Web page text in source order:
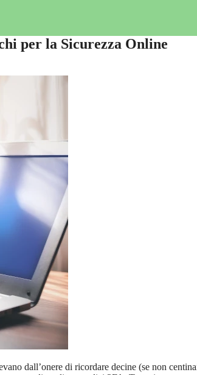
per la Sicurezza Online
dall’onere di ricordare decine (se non